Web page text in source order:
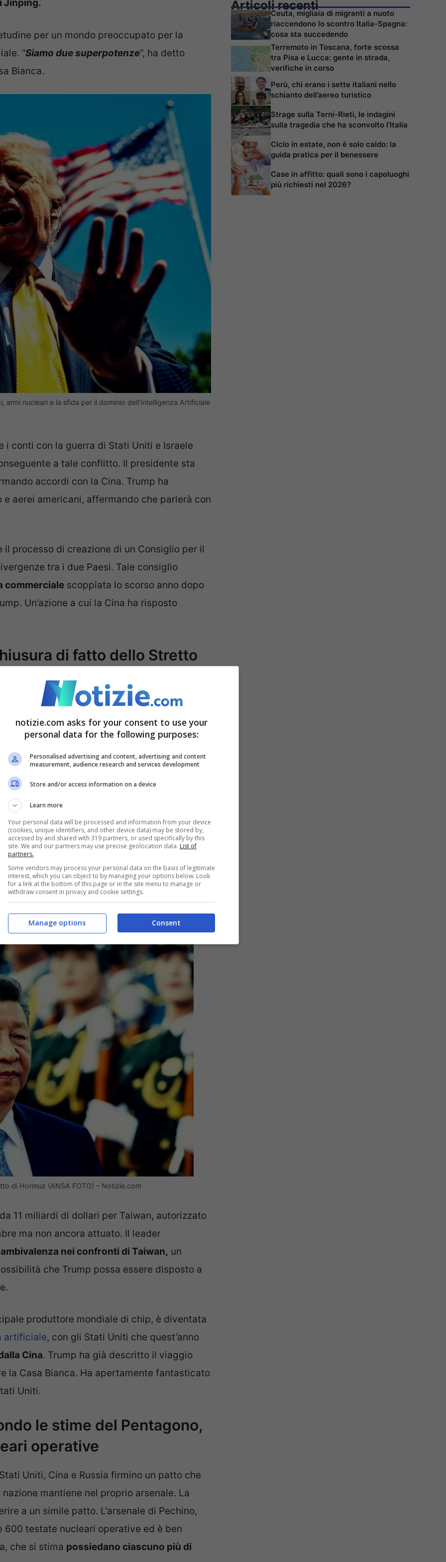
Jinping.
per un mondo preoccupato per la
“Siamo due superpotenze“, ha detto
Bianca.
nucleari e la sfida per il dominio dell’Intelligenza Artificiale
i conti con la guerra di Stati Uniti e Israele
a tale conflitto. Il presidente sta
accordi con la Cina. Trump ha
aerei americani, affermando che parlerà con
il processo di creazione di un Consiglio per il
tra i due Paesi. Tale consiglio
commerciale scoppiata lo scorso anno dopo
Un’azione a cui la Cina ha risposto
di fatto dello Stretto
Stretto di Hormuz,bloccando petroliere
prezzi dell’energia a livelli che potrebbero
statunitense ha dichiarato che Xi
conflitto, nonostante il Ministro degli Esteri
la scorsa settimana.
il vero, non direi che l’Iran sia una di
”, ha detto Trump. Anche lo status di
dato che la Cina è scontenta dei piani
che il governo cinese rivendica
di Hormuz (ANSA FOTO) – Notizie.com
11 miliardi di dollari per Taiwan, autorizzato
ma non ancora attuato. Il leader
nei confronti di Taiwan, un
che Trump possa essere disposto a
produttore mondiale di chip, è diventata
artificiale, con gli Stati Uniti che quest’anno
Cina. Trump ha già descritto il viaggio
la Casa Bianca. Ha apertamente fantasticato
Uniti.
le stime del Pentagono,
operative
Uniti, Cina e Russia firmino un patto che
mantiene nel proprio arsenale. La
a un simile patto. L’arsenale di Pechino,
600 testate nucleari operative ed è ben
che si stima possiedano ciascuno più di
Articoli recenti
Ceuta, migliaia di migranti a nuoto
riaccendono lo scontro Italia-Spagna:
cosa sta succedendo
Terremoto in Toscana, forte scossa
tra Pisa e Lucca: gente in strada,
verifiche in corso
Perù, chi erano i sette italiani nello
schianto dell’aereo turistico
Strage sulla Terni-Rieti, le indagini
sulla tragedia che ha sconvolto l’Italia
Ciclo in estate, non è solo caldo: la
guida pratica per il benessere
Case in affitto: quali sono i capoluoghi
più richiesti nel 2026?
notizie.com asks for your consent to use your
personal data for the following purposes:
Personalised advertising and content, advertising and content
measurement, audience research and services development
Store and/or access information on a device
Learn more
Your personal data will be processed and information from your device
(cookies, unique identifiers, and other device data) may be stored by,
accessed by and shared with 319 partners, or used specifically by this
site. We and our partners may use precise geolocation data. List of
partners.
Some vendors may process your personal data on the basis of legitimate
interest, which you can object to by managing your options below. Look
for a link at the bottom of this page or in the site menu to manage or
withdraw consent in privacy and cookie settings.
Consent
Manage options